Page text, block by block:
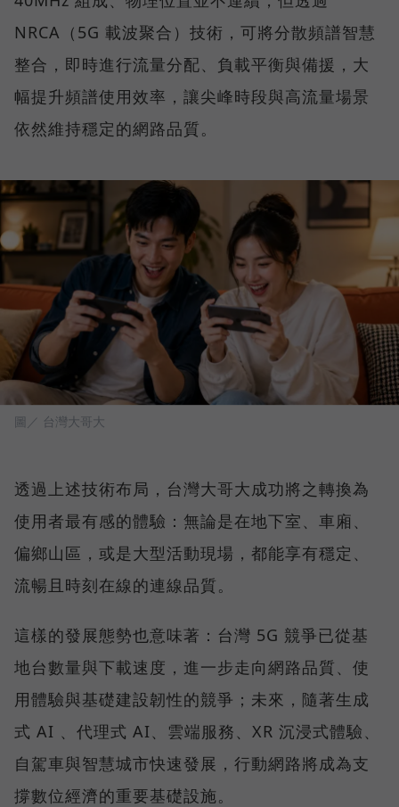
NRCA（5G 載波聚合）技術，可將分散頻譜智慧
整合，即時進行流量分配、負載平衡與備援，大
幅提升頻譜使用效率，讓尖峰時段與高流量場景
依然維持穩定的網路品質。
圖／ 台灣大哥大
透過上述技術布局，台灣大哥大成功將之轉換為
使用者最有感的體驗：無論是在地下室、車廂、
偏鄉山區，或是大型活動現場，都能享有穩定、
流暢且時刻在線的連線品質。
這樣的發展態勢也意味著：台灣 5G 競爭已從基
地台數量與下載速度，進一步走向網路品質、使
用體驗與基礎建設韌性的競爭；未來，隨著生成
式 AI 、代理式 AI、雲端服務、XR 沉浸式體驗、
自駕車與智慧城市快速發展，行動網路將成為支
撐數位經濟的重要基礎設施。